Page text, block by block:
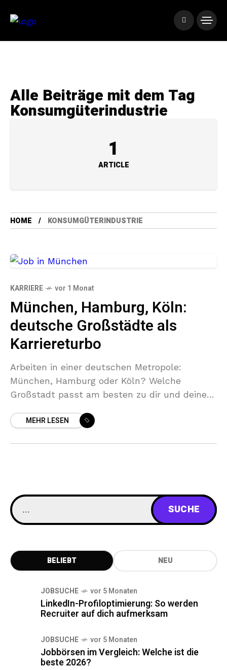
Alle Beiträge mit dem Tag
Konsumgüterindustrie
1
ARTICLE
HOME KONSUMGÜTERINDUSTRIE
KARRIERE vor 1 Monat
München, Hamburg, Köln:
deutsche Großstädte als
Karriereturbo
Arbeiten in einer deutschen Metropole:
München, Hamburg oder Köln? Welche
Großstadt passt am besten zu dir und deiner
MEHR LESEN
BELIEBT NEU
JOBSUCHE vor 5 Monaten
LinkedIn-Profiloptimierung: So werden
Recruiter auf dich aufmerksam
JOBSUCHE vor 5 Monaten
Jobbörsen im Vergleich: Welche ist die
beste 2026?